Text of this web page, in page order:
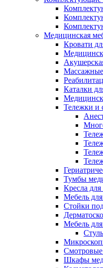
Медицинская
Кровати
Каталки
Тележки и
Тумбы
Кресла для
Мебель
Стойки
Мебель для
Смотровые
Шкафы